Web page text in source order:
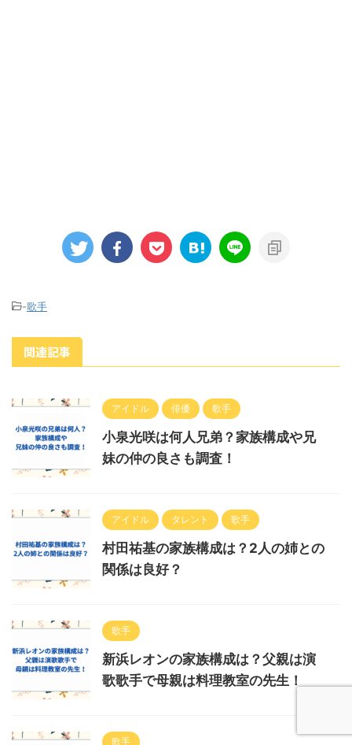
-歌手
関連記事
アイドル 俳優 歌手
小泉光咲は何人兄弟？家族構成や兄
妹の仲の良さも調査！
アイドル タレント 歌手
村田祐基の家族構成は？2人の姉との
関係は良好？
歌手
新浜レオンの家族構成は？父親は演
歌歌手で母親は料理教室の先生！
歌手